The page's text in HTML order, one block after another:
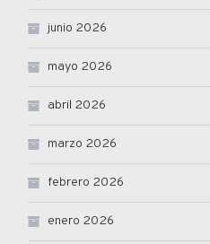
junio 2026
mayo 2026
abril 2026
marzo 2026
febrero 2026
enero 2026